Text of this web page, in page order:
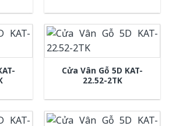
Cửa Vân Gỗ 5D KAT-
22.52-2TK